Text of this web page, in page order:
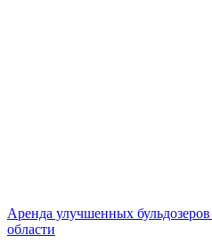
Аренда улучшенных
области